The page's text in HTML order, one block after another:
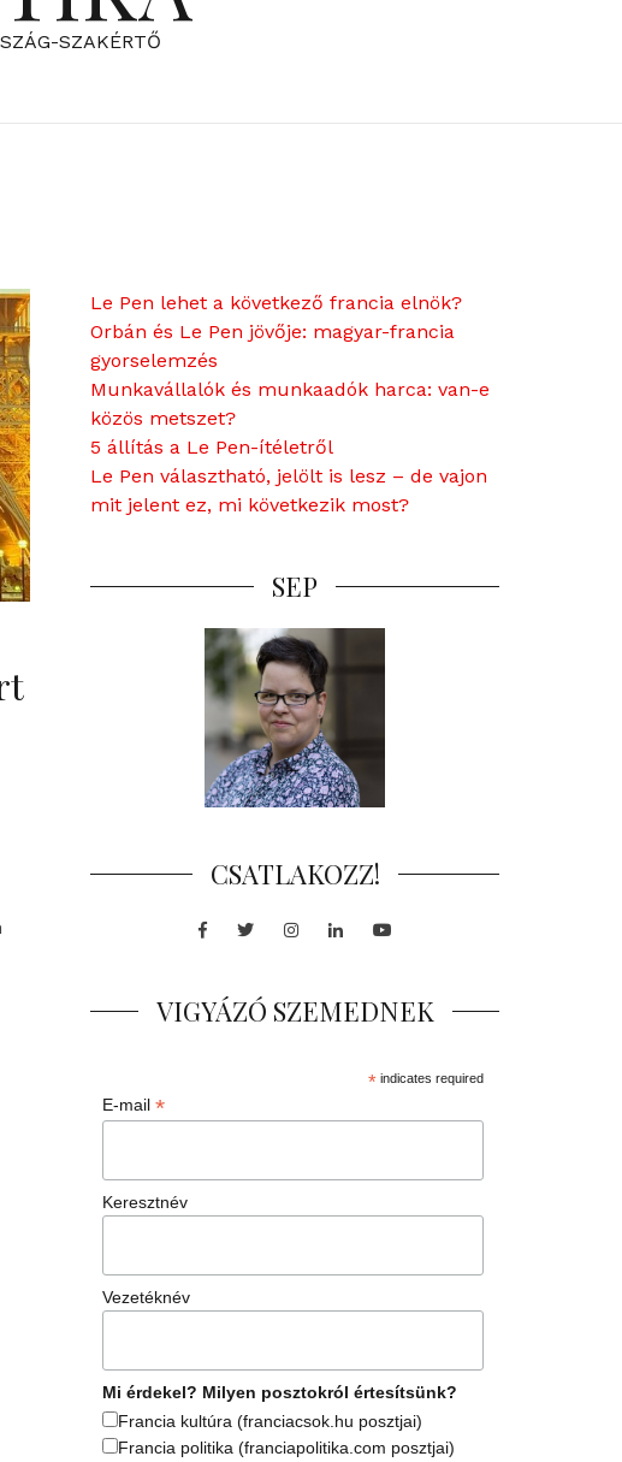
SZAKÉRTŐ
Le Pen lehet a következő francia elnök?
Orbán és Le Pen jövője: magyar-francia
gyorselemzés
Munkavállalók és munkaadók harca: van-e
közös metszet?
5 állítás a Le Pen-ítéletről
Le Pen választható, jelölt is lesz – de vajon
mit jelent ez, mi következik most?
SEP
CSATLAKOZZ!
Facebook
TwitterInstagram
LinkedInYoutube
VIGYÁZÓ SZEMEDNEK
*indicates required
E-mail*
Keresztnév
Vezetéknév
Mi érdekel? Milyen posztokról értesítsünk?
Francia kultúra (franciacsok.hu posztjai)
Francia politika (franciapolitika.com posztjai)